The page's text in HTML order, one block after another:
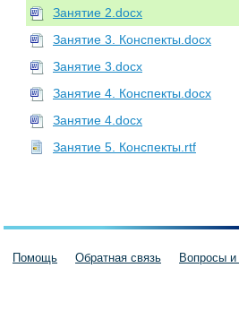
Занятие 2.docx
Занятие 3. Конспекты.docx
Занятие 3.docx
Занятие 4. Конспекты.docx
Занятие 4.docx
Занятие 5. Конспекты.rtf
Помощь Обратная связь Вопросы